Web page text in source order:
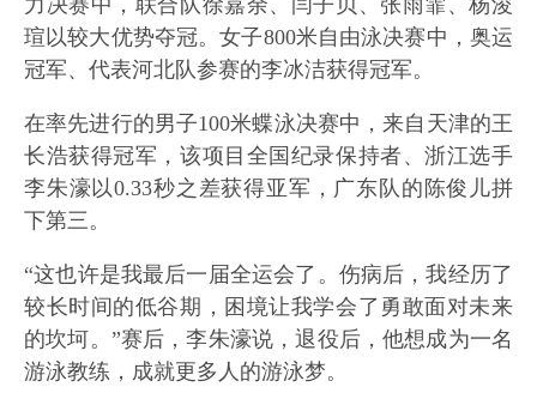
力决赛中，联合队徐嘉余、闫子贝、张雨霏、杨浚
瑄以较大优势夺冠。女子800米自由泳决赛中，奥运
冠军、代表河北队参赛的李冰洁获得冠军。
在率先进行的男子100米蝶泳决赛中，来自天津的王
长浩获得冠军，该项目全国纪录保持者、浙江选手
李朱濠以0.33秒之差获得亚军，广东队的陈俊儿拼
下第三。
“这也许是我最后一届全运会了。伤病后，我经历了
较长时间的低谷期，困境让我学会了勇敢面对未来
的坎坷。”赛后，李朱濠说，退役后，他想成为一名
游泳教练，成就更多人的游泳梦。